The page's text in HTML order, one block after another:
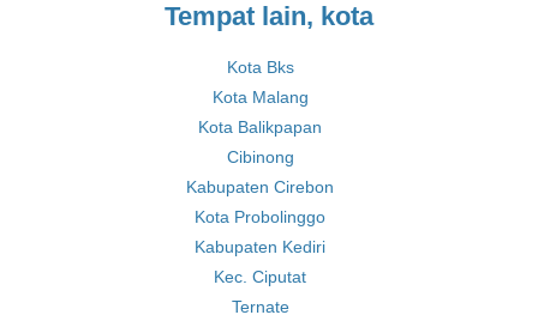
Tempat lain, kota
Kota Bks
Kota Malang
Kota Balikpapan
Cibinong
Kabupaten Cirebon
Kota Probolinggo
Kabupaten Kediri
Kec. Ciputat
Ternate